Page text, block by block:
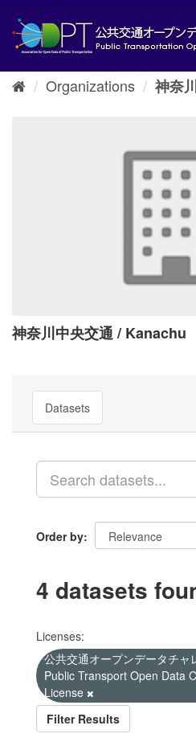
content
Organizations 神奈
神奈川中央交通 / Kanachu
Datasets
Order by
4 datasets
Licenses:
公共交通オープンデータチャ
Public Transport Open Data
License
Filter Results